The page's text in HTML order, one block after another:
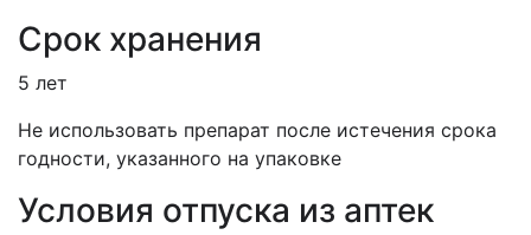
Срок хранения
5 лет
Не использовать препарат после истечения срока
годности, указанного на упаковке
Условия отпуска из аптек